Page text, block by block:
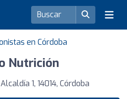
en Córdoba
Nutrición
1, 14014, Córdoba